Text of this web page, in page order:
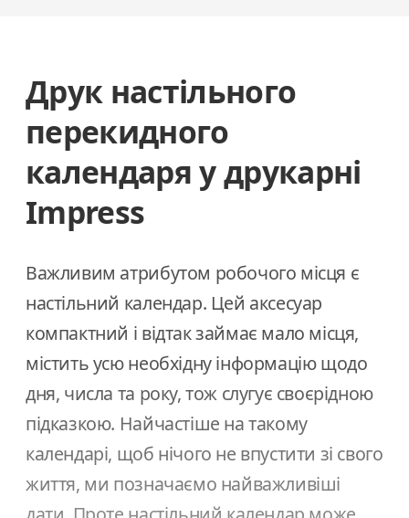
Друк настільного
перекидного
календаря у друкарні
Impress
Важливим атрибутом робочого місця є
настільний календар. Цей аксесуар
компактний і відтак займає мало місця,
містить усю необхідну інформацію щодо
дня, числа та року, тож слугує своєрідною
підказкою. Найчастіше на такому
календарі, щоб нічого не впустити зі свого
життя, ми позначаємо найважливіші